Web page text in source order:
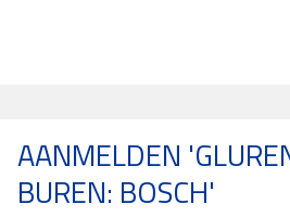
AANMELDEN
BUREN: BOSCH'